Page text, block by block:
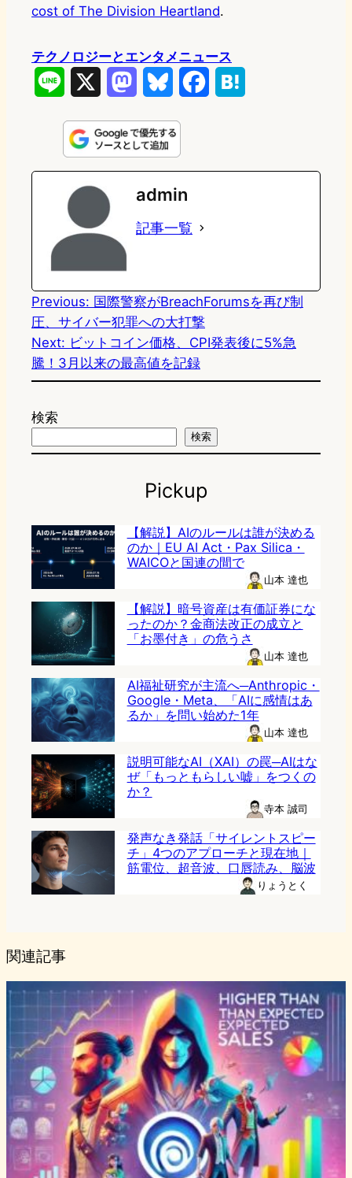
cost of The Division Heartland.
テクノロジーとエンタメニュース
n
e
s
t
o
d
n
u
e
s
k
e
k
e
admin
記事一覧
Previous: 国際警察がBreachForumsを再び制
圧、サイバー犯罪への大打撃
Next: ビットコイン価格、CPI発表後に5%急
騰！3月以来の最高値を記録
検索
検索
Pickup
【解説】AIのルールは誰が決める
のか｜EU AI Act・Pax Silica・
WAICOと国連の間で
山本 達也
【解説】暗号資産は有価証券にな
ったのか？金商法改正の成立と
「お墨付き」の危うさ
山本 達也
AI福祉研究が主流へ─Anthropic・
Google・Meta、「AIに感情はあ
るか」を問い始めた1年
山本 達也
説明可能なAI（XAI）の罠─AIはな
ぜ「もっともらしい嘘」をつくの
か？
寺本 誠司
発声なき発話「サイレントスピー
チ」4つのアプローチと現在地｜
筋電位、超音波、口唇読み、脳波
りょうとく
関連記事